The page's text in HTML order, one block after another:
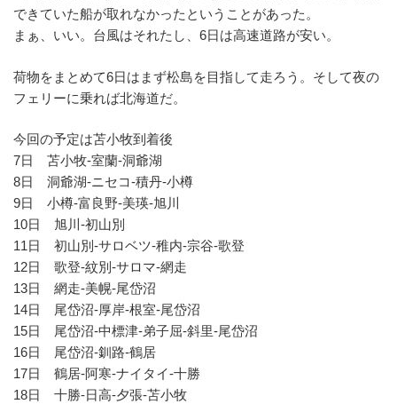
できていた船が取れなかったということがあった。
まぁ、いい。台風はそれたし、6日は高速道路が安い。
荷物をまとめて6日はまず松島を目指して走ろう。そして夜の
フェリーに乗れば北海道だ。
今回の予定は苫小牧到着後
7日 苫小牧-室蘭-洞爺湖
8日 洞爺湖-ニセコ-積丹-小樽
9日 小樽-富良野-美瑛-旭川
10日 旭川-初山別
11日 初山別-サロベツ-稚内-宗谷-歌登
12日 歌登-紋別-サロマ-網走
13日 網走-美幌-尾岱沼
14日 尾岱沼-厚岸-根室-尾岱沼
15日 尾岱沼-中標津-弟子屈-斜里-尾岱沼
16日 尾岱沼-釧路-鶴居
17日 鶴居-阿寒-ナイタイ-十勝
18日 十勝-日高-夕張-苫小牧